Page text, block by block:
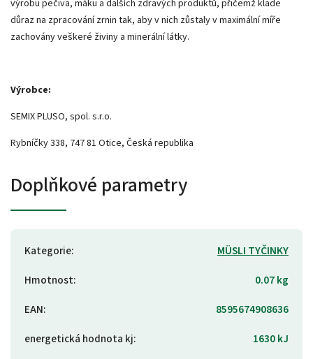
výrobu pečiva, máku a dalších zdravých produktů, přičemž klade
důraz na zpracování zrnin tak, aby v nich zůstaly v maximální míře
zachovány veškeré živiny a minerální látky.
Výrobce:
SEMIX PLUSO, spol. s.r.o.
Rybníčky 338, 747 81 Otice, Česká republika
Doplňkové parametry
Kategorie:
MÜSLI TYČINKY
Hmotnost:
0.07 kg
EAN:
8595674908636
energetická hodnota kj:
1630 kJ